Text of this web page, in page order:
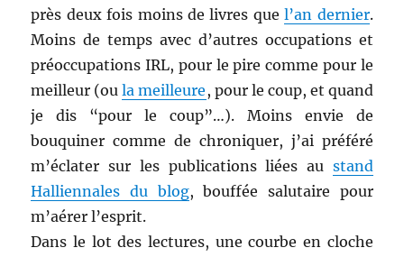
près deux fois moins de livres quel’an dernier.
Moins de temps avec d’autres occupations et
préoccupations IRL, pour le pire comme pour le
meilleur (oula meilleure, pour le coup, et quand
je dis “pour le coup”…). Moins envie de
bouquiner comme de chroniquer, j’ai préféré
m’éclater sur les publications liées au stand
Halliennales du blog, bouffée salutaire pour
m’aérer l’esprit.
Dans le lot des lectures, une courbe en cloche